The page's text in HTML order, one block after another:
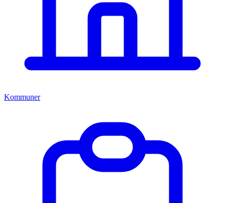
Kommuner